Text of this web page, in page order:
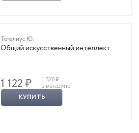
Тогелиус Ю.
Общий искусственный интеллект
1 122 ₽
1 320 ₽
в магазине
КУПИТЬ